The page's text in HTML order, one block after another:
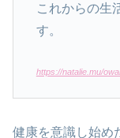
これからの生
す。
https://natalie.mu/
健康を意識し始め